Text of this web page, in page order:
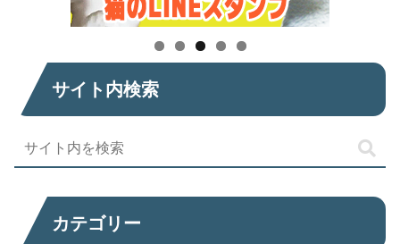
サイト内検索
カテゴリー